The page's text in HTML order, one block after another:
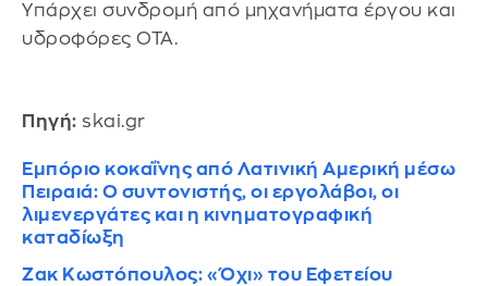
Υπάρχει συνδρομή από μηχανήματα έργου και
υδροφόρες ΟΤΑ.
Πηγή: skai.gr
Εμπόριο κοκαΐνης από Λατινική Αμερική μέσω
Πειραιά: Ο συντονιστής, οι εργολάβοι, οι
λιμενεργάτες και η κινηματογραφική
καταδίωξη
Ζακ Κωστόπουλος: «Όχι» του Εφετείου